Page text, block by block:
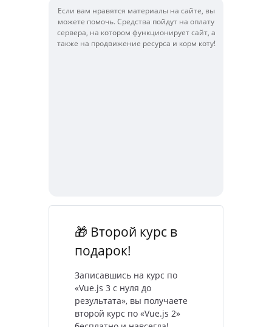
Если вам нравятся материалы на сайте, вы
можете помочь. Средства пойдут на оплату
сервера, на котором функционирует сайт, а
также на продвижение ресурса и корм коту!
🎁 Второй курс в
подарок!
Записавшись на курс по
«Vue.js 3 с нуля до
результата», вы получаете
второй курс по «Vue.js 2»